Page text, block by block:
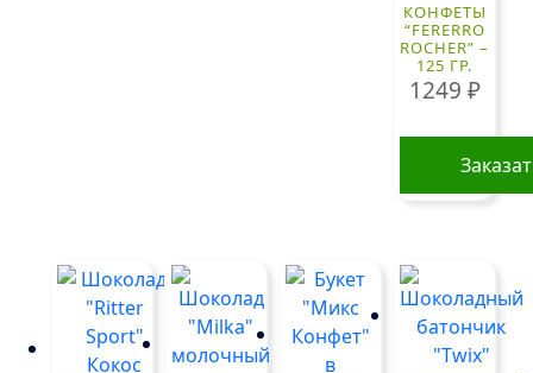
КОНФЕТЫ
“FERERRO
ROCHER” –
125 ГР.
1249 ₽